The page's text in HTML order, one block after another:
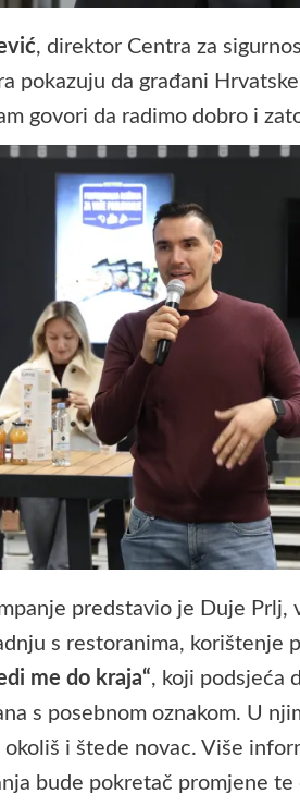
, direktor Centra za
pokazuju da građani
govori da radimo dobro i
predstavio je Duje Prlj,
s restoranima, korištenje
me do kraja“, koji podsjeća
s posebnom oznakom. U
i štede novac. Više
bude pokretač promjene